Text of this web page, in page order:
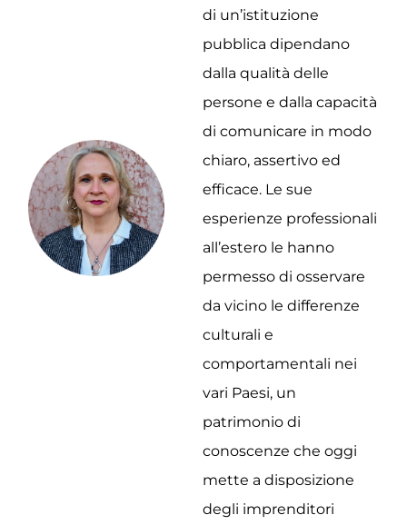
di un’istituzione
pubblica dipendano
dalla qualità delle
persone e dalla capacità
di comunicare in modo
chiaro, assertivo ed
efficace. Le sue
esperienze professionali
all’estero le hanno
permesso di osservare
da vicino le differenze
culturali e
comportamentali nei
vari Paesi, un
patrimonio di
conoscenze che oggi
mette a disposizione
degli imprenditori